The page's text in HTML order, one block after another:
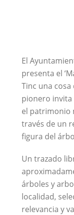
El
presenta el
Tinc una cosa
pionero invita
el patrimonio
través de un
figura del
Un trazado
árboles y
localidad,
relevancia y